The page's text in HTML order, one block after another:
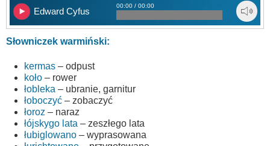
Edward Cyfus
00:00 / 00:00
Słowniczek warmiński:
kermas – odpust
koło – rower
łobleka – ubranie, garnitur
łoboczyć – zobaczyć
łoroz – naraz
łójskygo lata – zeszłego lata
łubiglowano – wyprasowana